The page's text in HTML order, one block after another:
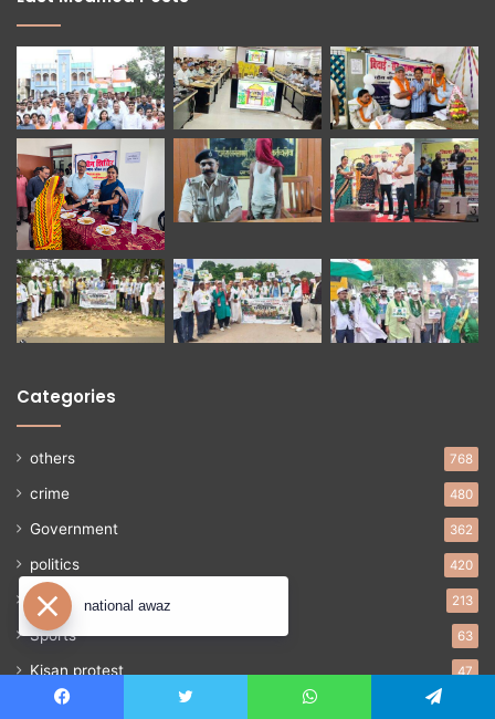
Categories
others 768
crime 480
Government 362
politics 420
Education 213
Sports 63
Kisan protest 47
Uncategorized
national awaz